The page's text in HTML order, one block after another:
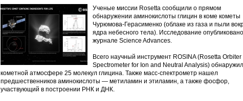
Ученые миссии Rosetta сообщили о прямом
обнаружении аминокислоты глицин в коме кометы
Чурюмова-Герасименко (облаке из газа и пыли
ядра небесного тела). Исследование
журнале Science Advances.
Всего научный инструмент ROSINA (Rosetta Orbiter
Spectrometer for Ion and Neutral Analysis)
кометной атмосфере 25 молекул глицина. Также масс-спектрометр нашел
предшественников аминокислоты — метиламин и этиламин, а также фосфор,
участвующий в построении РНК и ДНК.